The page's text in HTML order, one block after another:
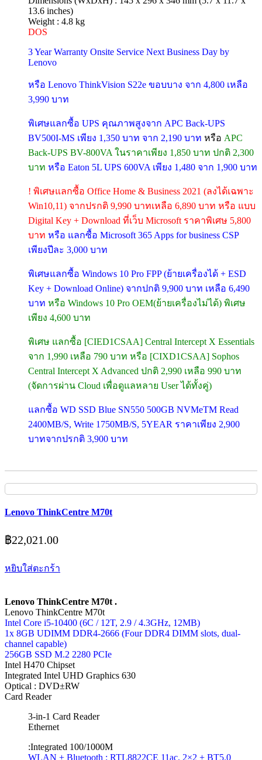
13.6 inches)
Weight : 4.8 kg
DOS
3 Year Warranty Onsite Service Next Business Day by
Lenovo
หรือ Lenovo ThinkVision S22e ขอบบาง จาก 4,800 เหลือ
3,990 บาท
พิเศษแลกซื้อ UPS คุณภาพสูงจาก APC Back-UPS
BV500I-MS เพียง 1,350 บาท จาก 2,190 บาท หรือ APC
Back-UPS BV-800VA ในราคาเพียง 1,850 บาท ปกติ 2,300
บาท หรือ Eaton 5L UPS 600VA เพียง 1,480 จาก 1,900 บาท
! พิเศษแลกซื้อ Office Home & Business 2021 (ลงได้เฉพาะ
Win10,11) จากปรกติ 9,990 บาทเหลือ 6,890 บาท หรือ แบบ
Digital Key + Download ที่เว็บ Microsoft ราคาพิเศษ 5,800
บาท หรือ แลกซื้อ Microsoft 365 Apps for business CSP
เพียงปีละ 3,000 บาท
พิเศษแลกซื้อ Windows 10 Pro FPP (ย้ายเครื่องได้ + ESD
Key + Download Online) จากปกติ 9,900 บาท เหลือ 6,490
บาท หรือ Windows 10 Pro OEM(ย้ายเครื่องไม่ได้) พิเศษ
เพียง 4,600 บาท
พิเศษ แลกซื้อ [CIED1CSAA] Central Intercept X Essentials
จาก 1,990 เหลือ 790 บาท หรือ [CIXD1CSAA] Sophos
Central Intercept X Advanced ปกติ 2,990 เหลือ 990 บาท
(จัดการผ่าน Cloud เพื่อดูแลหลาย User ได้ทั้งคู่)
แลกซื้อ WD SSD Blue SN550 500GB NVMeTM Read
2400MB/S, Write 1750MB/S, 5YEAR ราคาเพียง 2,900
บาทจากปรกติ 3,900 บาท
Lenovo ThinkCentre M70t
฿22,021.00
หยิบใส่ตะกร้า
Lenovo ThinkCentre M70t .
Lenovo ThinkCentre M70t
Intel Core i5-10400 (6C / 12T, 2.9 / 4.3GHz, 12MB)
1x 8GB UDIMM DDR4-2666 (Four DDR4 DIMM slots, dual-
channel capable)
256GB SSD M.2 2280 PCIe
Intel H470 Chipset
Integrated Intel UHD Graphics 630
Optical : DVD±RW
Card Reader
3-in-1 Card Reader
Ethernet
:Integrated 100/1000M
WLAN + Bluetooth : RTL8822CE 11ac, 2×2 + BT5.0